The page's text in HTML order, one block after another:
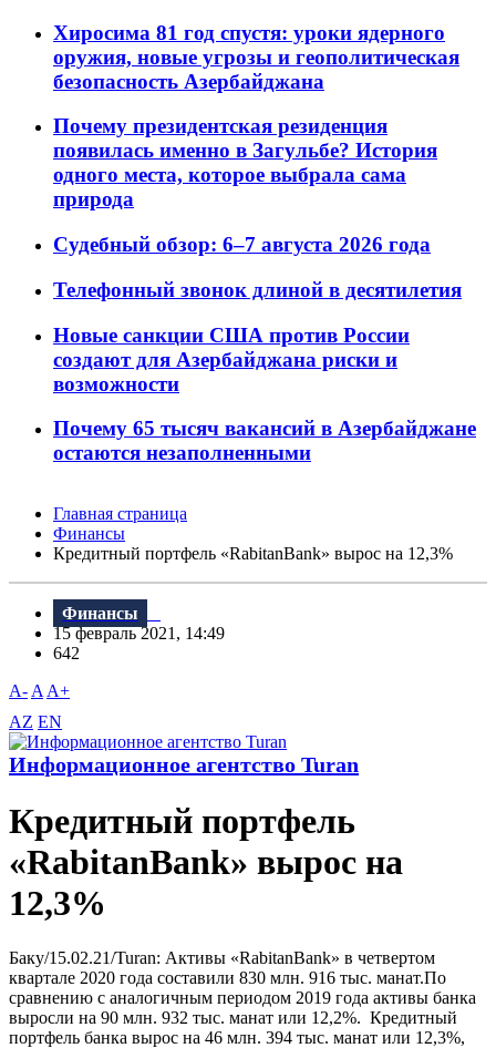
Хиросима 81 год спустя: уроки ядерного
оружия, новые угрозы и геополитическая
безопасность Азербайджана
Почему президентская резиденция
появилась именно в Загульбе? История
одного места, которое выбрала сама
природа
Судебный обзор: 6–7 августа 2026 года
Телефонный звонок длиной в десятилетия
Новые санкции США против России
создают для Азербайджана риски и
возможности
Почему 65 тысяч вакансий в Азербайджане
остаются незаполненными
Главная страница
Финансы
Кредитный портфель «RabitanBank» вырос на 12,3%
Финансы
15 февраль 2021, 14:49
642
A- A A+
AZ EN
Информационное агентство Turan
Кредитный портфель
«RabitanBank» вырос на
12,3%
Баку/15.02.21/Turan: Активы «RabitanBank» в четвертом
квартале 2020 года составили 830 млн. 916 тыс. манат.По
сравнению с аналогичным периодом 2019 года активы банка
выросли на 90 млн. 932 тыс. манат или 12,2%. Кредитный
портфель банка вырос на 46 млн. 394 тыс. манат или 12,3%,